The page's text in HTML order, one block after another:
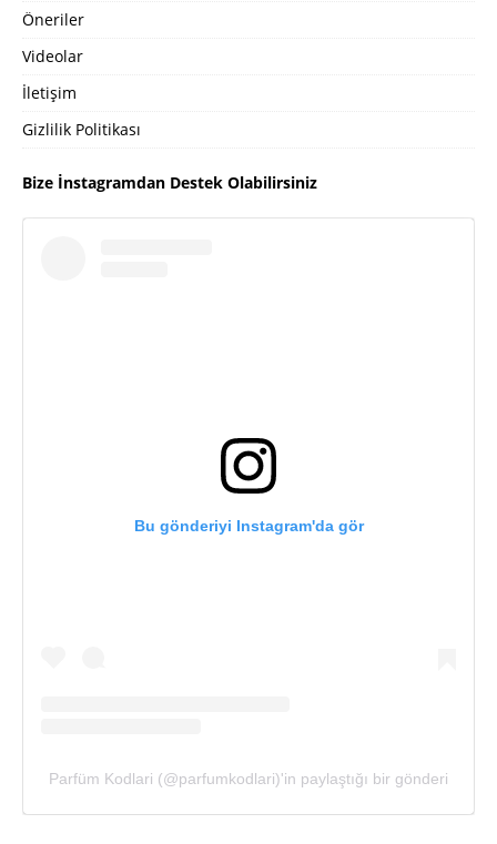
Öneriler
Videolar
İletişim
Gizlilik Politikası
Bize İnstagramdan Destek Olabilirsiniz
Bu gönderiyi Instagram'da gör
Parfüm Kodlari (@parfumkodlari)'in paylaştığı bir gönderi